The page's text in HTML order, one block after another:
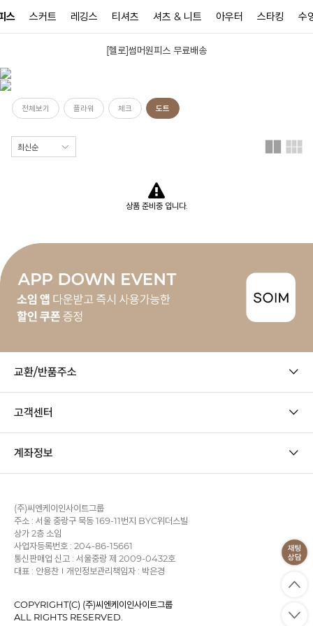
스 스커트 레깅스 티셔츠 셔츠 & 니트 아우터 스타킹 수
[헬로]썸머원피스 무료배송
전체보기 플라워 체크 도트
상품 준비중 입니다.
교환/반품주소
고객센터
계좌정보
(주)씨엔케이인사이트그룹
주소 : 서울 중랑구 묵동 169-11번지 BYC위더스빌
상가 2층 소임
사업자등록번호 : 204-86-15661
통신판매업 신고 : 서울중랑 제 2009-0432호
대표 : 안용찬
개인정보관리책임자 : 박은경
COPYRIGHT(C) (주)씨엔케이인사이트그룹
ALL RIGHTS RESERVED.